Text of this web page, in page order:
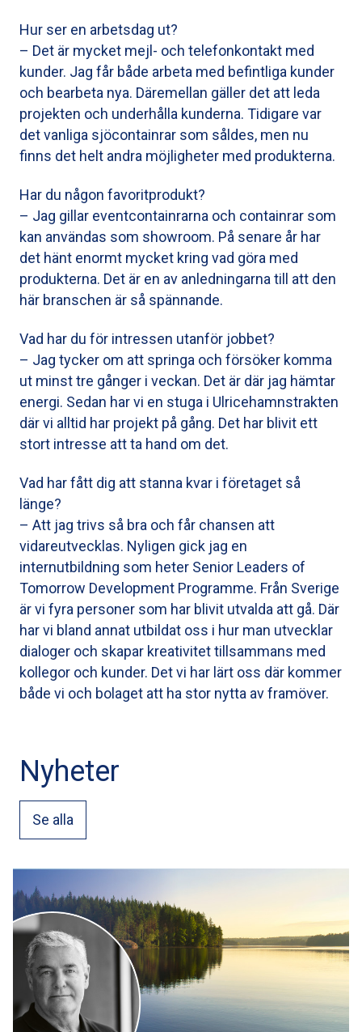
Hur ser en arbetsdag ut?
– Det är mycket mejl- och telefonkontakt med
kunder. Jag får både arbeta med befintliga kunder
och bearbeta nya. Däremellan gäller det att leda
projekten och underhålla kunderna. Tidigare var
det vanliga sjöcontainrar som såldes, men nu
finns det helt andra möjligheter med produkterna.
Har du någon favoritprodukt?
– Jag gillar eventcontainrarna och containrar som
kan användas som showroom. På senare år har
det hänt enormt mycket kring vad göra med
produkterna. Det är en av anledningarna till att den
här branschen är så spännande.
Vad har du för intressen utanför jobbet?
– Jag tycker om att springa och försöker komma
ut minst tre gånger i veckan. Det är där jag hämtar
energi. Sedan har vi en stuga i Ulricehamnstrakten
där vi alltid har projekt på gång. Det har blivit ett
stort intresse att ta hand om det.
Vad har fått dig att stanna kvar i företaget så
länge?
– Att jag trivs så bra och får chansen att
vidareutvecklas. Nyligen gick jag en
internutbildning som heter Senior Leaders of
Tomorrow Development Programme. Från Sverige
är vi fyra personer som har blivit utvalda att gå. Där
har vi bland annat utbildat oss i hur man utvecklar
dialoger och skapar kreativitet tillsammans med
kollegor och kunder. Det vi har lärt oss där kommer
både vi och bolaget att ha stor nytta av framöver.
Nyheter
Se alla